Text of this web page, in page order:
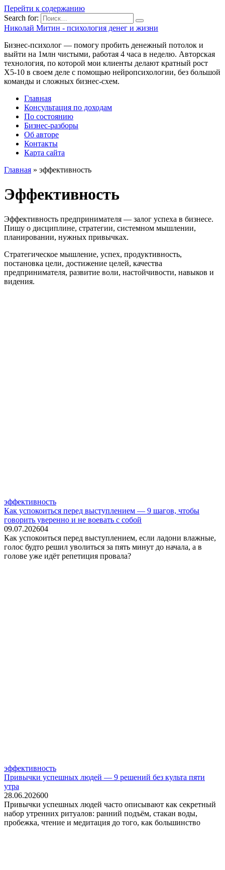
Перейти к содержанию
Search for:
Николай Митин - психология денег и жизни
Бизнес-психолог — помогу пробить денежный потолок и
выйти на 1млн чистыми, работая 4 часа в неделю. Авторская
технология, по которой мои клиенты делают кратный рост
Х5-10 в своем деле с помощью нейропсихологии, без большой
команды и сложных бизнес-схем.
Главная
Консультация по доходам
По состоянию
Бизнес-разборы
Об авторе
Контакты
Карта сайта
Главная » эффективность
Эффективность
Эффективность предпринимателя — залог успеха в бизнесе.
Пишу о дисциплине, стратегии, системном мышлении,
планировании, нужных привычках.
Стратегическое мышление, успех, продуктивность,
постановка цели, достижение целей, качества
предпринимателя, развитие воли, настойчивости, навыков и
видения.
эффективность
Как успокоиться перед выступлением — 9 шагов, чтобы
говорить уверенно и не воевать с собой
09.07.202604
Как успокоиться перед выступлением, если ладони влажные,
голос будто решил уволиться за пять минут до начала, а в
голове уже идёт репетиция провала?
эффективность
Привычки успешных людей — 9 решений без культа пяти
утра
28.06.202600
Привычки успешных людей часто описывают как секретный
набор утренних ритуалов: ранний подъём, стакан воды,
пробежка, чтение и медитация до того, как большинство